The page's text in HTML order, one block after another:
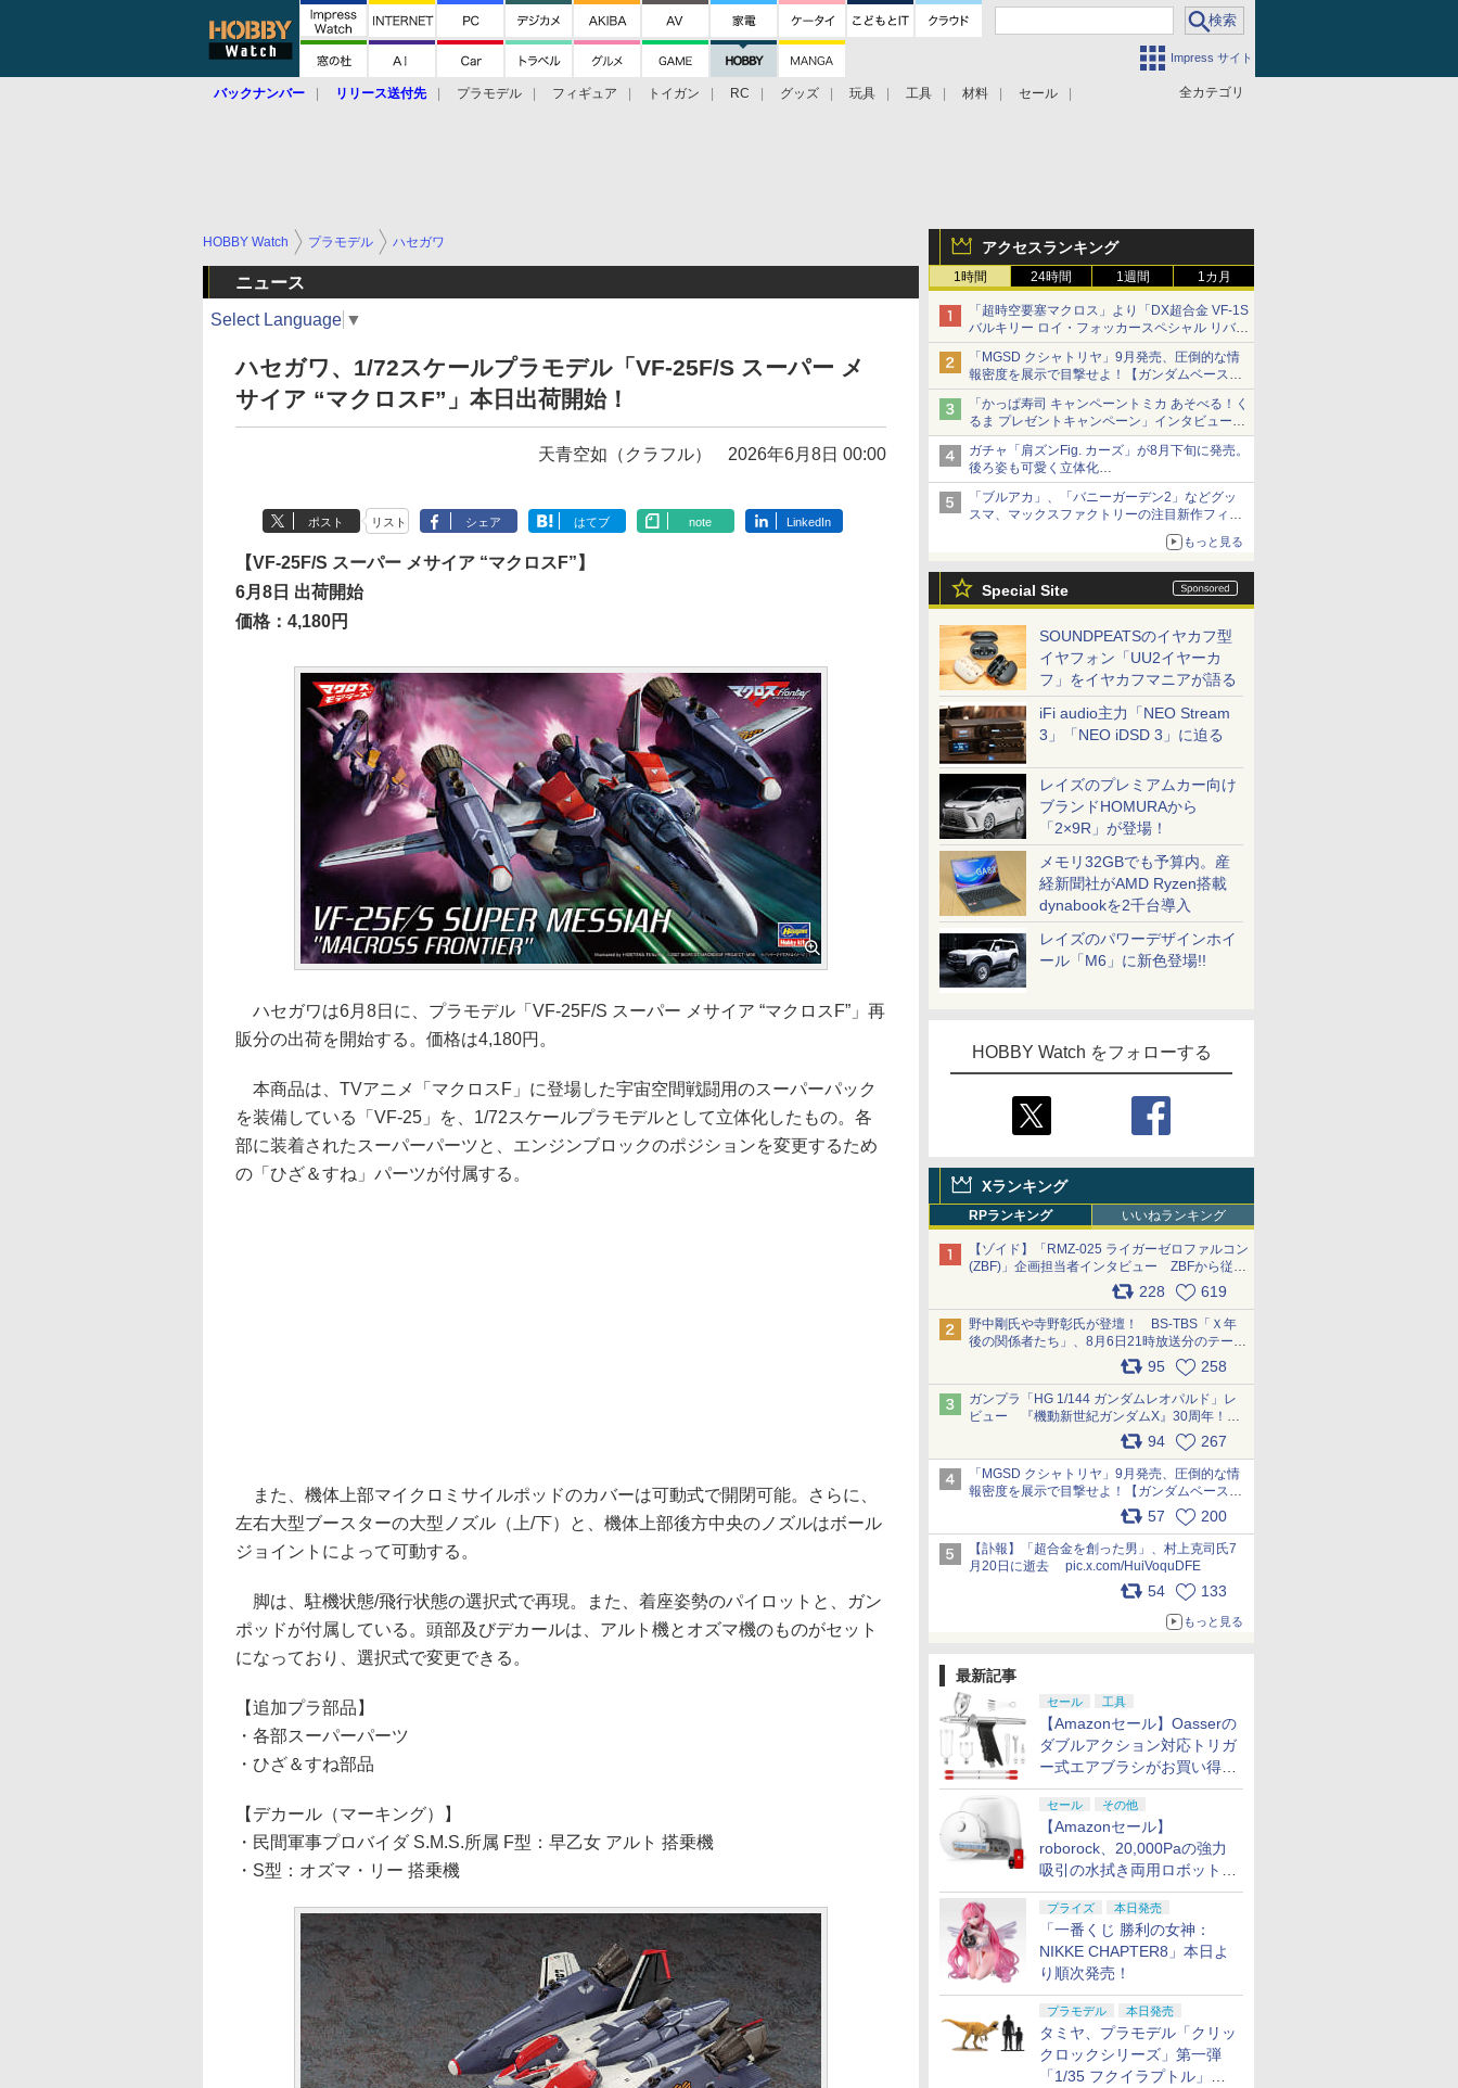
Impress サイト
全カテゴリ
バックナンバー リリース送付先 プラモデル フィギュア トイガン RC グッズ 玩具 工具 材料 セール
アクセスランキング
1時間 24時間 1週間 1カ月
「超時空要塞マクロス」より「DX超合金 VF-1S
バルキリー ロイ・フォッカースペシャル リバイ
バルVer.」本日発売！
「MGSD クシャトリヤ」9月発売、圧倒的な情
報密度を展示で目撃せよ！【ガンダムベース撮
り下ろし】
「かっぱ寿司 キャンペーントミカ あそべる！く
るま プレゼントキャンペーン」インタビュー
子どもが楽しめるかっぱ寿司ならではの体験と
コラボの楽しさを追求
ガチャ「肩ズンFig. カーズ」が8月下旬に発売。
後ろ姿も可愛く立体化
ライトニング・マックィーンやメーターなど4
種がラインナップ
「ブルアカ」、「バニーガーデン2」などグッ
スマ、マックスファクトリーの注目新作フィギ
ュアが展示【ホビーメーカー合同展示会】
もっと見る
Special Site
SOUNDPEATSのイヤカフ型
イヤフォン「UU2イヤーカ
フ」をイヤカフマニアが語る
iFi audio主力「NEO Stream
3」「NEO iDSD 3」に迫る
レイズのプレミアムカー向け
ブランドHOMURAから
「2×9R」が登場！
メモリ32GBでも予算内。産
経新聞社がAMD Ryzen搭載
dynabookを2千台導入
レイズのパワーデザインホイ
ール「M6」に新色登場!!
HOBBY Watch をフォローする
Xランキング
RPランキング いいねランキング
【ゾイド】「RMZ-025 ライガーゼロファルコン
(ZBF)」企画担当者インタビュー ZBFから従来
デザインまで再現可能なボリューム満点のキッ
ト pic.x.com/6zOqQAQKkX
228 619
野中剛氏や寺野彰氏が登壇！ BS-TBS「Ｘ年
後の関係者たち」、8月6日21時放送分のテーマ
は「超合金」！ pic.x.com/uWyt1uyuFm
95 258
ガンプラ「HG 1/144 ガンダムレオパルド」レ
ビュー 『機動新世紀ガンダムX』30周年！イ
ンナーアームガトリングの変形機構まで再現し
最新フォーマットでキット化！
pic.x.com/nszPIDTpbg
94 267
「MGSD クシャトリヤ」9月発売、圧倒的な情
報密度を展示で目撃せよ！【ガンダムベース撮
り下ろし】 pic.x.com/3rPjsfk7qZ
57 200
【訃報】「超合金を創った男」、村上克司氏7
月20日に逝去 pic.x.com/HuiVoquDFE
54 133
もっと見る
最新記事
セール 工具
【Amazonセール】Oasserの
ダブルアクション対応トリガ
ー式エアブラシがお買い得価
格で登場！
セール その他
【Amazonセール】
roborock、20,000Paの強力
吸引の水拭き両用ロボット掃
除機「Qrevo Curv 2 Flow」
がお買い得！
プライズ 本日発売
「一番くじ 勝利の女神：
NIKKE CHAPTER8」本日よ
り順次発売！
プラモデル 本日発売
タミヤ、プラモデル「クリッ
クロックシリーズ」第一弾
「1/35 フクイラプトル」本
HOBBY Watch プラモデル ハセガワ
ニュース
Select Language ▼
ハセガワ、1/72スケールプラモデル「VF-25F/S スーパー メ
サイア “マクロスF”」本日出荷開始！
天青空如（クラフル） 2026年6月8日 00:00
ポスト リスト シェア はてブ note LinkedIn
【VF-25F/S スーパー メサイア “マクロスF”】
6月8日 出荷開始
価格：4,180円
ハセガワは6月8日に、プラモデル「VF-25F/S スーパー メサイア “マクロスF”」再
販分の出荷を開始する。価格は4,180円。
本商品は、TVアニメ「マクロスF」に登場した宇宙空間戦闘用のスーパーパック
を装備している「VF-25」を、1/72スケールプラモデルとして立体化したもの。各
部に装着されたスーパーパーツと、エンジンブロックのポジションを変更するため
の「ひざ＆すね」パーツが付属する。
また、機体上部マイクロミサイルポッドのカバーは可動式で開閉可能。さらに、
左右大型ブースターの大型ノズル（上/下）と、機体上部後方中央のノズルはボール
ジョイントによって可動する。
脚は、駐機状態/飛行状態の選択式で再現。また、着座姿勢のパイロットと、ガン
ポッドが付属している。頭部及びデカールは、アルト機とオズマ機のものがセット
になっており、選択式で変更できる。
【追加プラ部品】
・各部スーパーパーツ
・ひざ＆すね部品
【デカール（マーキング）】
・民間軍事プロバイダ S.M.S.所属 F型：早乙女 アルト 搭乗機
・S型：オズマ・リー 搭乗機